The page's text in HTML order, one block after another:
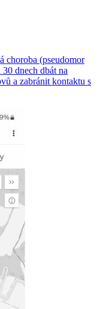
choroba (pseudomor
dnech dbát na
a zabránit kontaktu s